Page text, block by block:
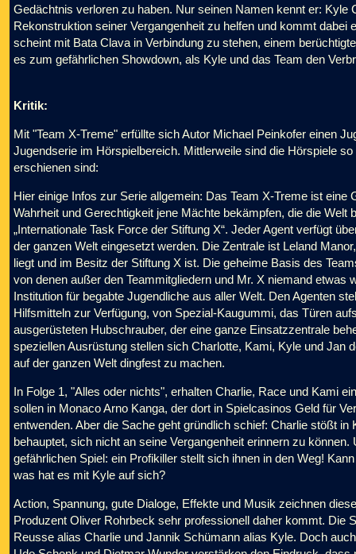
Gedächtnis verloren zu haben. Nur seinen Namen kennt er: Kyle
Rekonstruktion seiner Vergangenheit zu helfen und kommt dabei
scheint mit Bata Clava in Verbindung zu stehen, einem
es zum gefährlichen Showdown, als Kyle und das Team den
Kritik:
Mit "Team X-Treme" erfüllte sich Autor Michael Peinkofer einen
Jugendserie im Hörspielbereich. Mittlerweile sind die Hörspiele
erschienen sind:
Hier einige Infos zur Serie allgemein: Das Team X-Treme ist eine
Wahrheit und Gerechtigkeit jene Mächte bekämpfen, die die Welt
„Internationale Task Force der Stiftung X“. Jeder Agent verfügt
der ganzen Welt eingesetzt werden. Die Zentrale ist Leland
liegt und im Besitz der Stiftung X ist. Die geheime Basis des
von denen außer den Teammitgliedern und Mr. X niemand
Institution für begabte Jugendliche aus aller Welt. Den Agenten
Hilfsmitteln zur Verfügung, von Spezial-Kaugummi, das Türen
ausgerüsteten Hubschrauber, der eine ganze Einsatzzentrale
speziellen Ausrüstung stellen sich Charlotte, Kami, Kyle und Jan
auf der ganzen Welt dingfest zu machen.
In Folge 1, "Alles oder nichts", erhalten Charlie, Race und Kami
sollen in Monaco Arno Kanga, der dort in Spielcasinos Geld für
entwenden. Aber die Sache geht gründlich schief: Charlie stößt
behauptet, sich nicht an seine Vergangenheit erinnern zu
gefährlichen Spiel: ein Profikiller stellt sich ihnen in den Weg!
was hat es mit Kyle auf sich?
Action, Spannung, gute Dialoge, Effekte und Musik zeichnen
Produzent Oliver Rohrbeck sehr professionell daher kommt. Die
Reusse alias Charlie und Jannik Schümann alias Kyle. Doch